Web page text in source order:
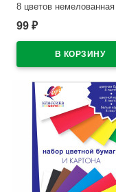
8 цветов немелованная
односторонняя ЛУЧ
арт 30С 1790-08
99 ₽